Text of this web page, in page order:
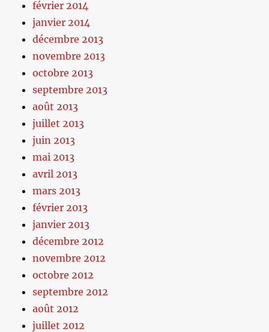
février 2014
janvier 2014
décembre 2013
novembre 2013
octobre 2013
septembre 2013
août 2013
juillet 2013
juin 2013
mai 2013
avril 2013
mars 2013
février 2013
janvier 2013
décembre 2012
novembre 2012
octobre 2012
septembre 2012
août 2012
juillet 2012